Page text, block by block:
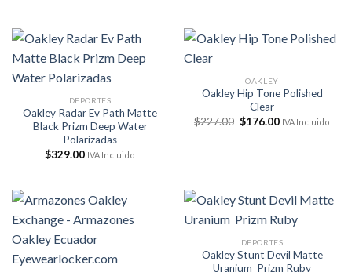
$47.50.
$38.00.
DEPORTES
Oakley Radar Ev Path Matte
Black Prizm Deep Water
Polarizadas
$329.00 IVA Incluido
OAKLEY
Oakley Hip Tone Polished
Clear
$227.00 El
precio
$176.00ElIVA Incluido
DEPORTES
Oakley Stunt Devil Matte
Uranium Prizm Ruby